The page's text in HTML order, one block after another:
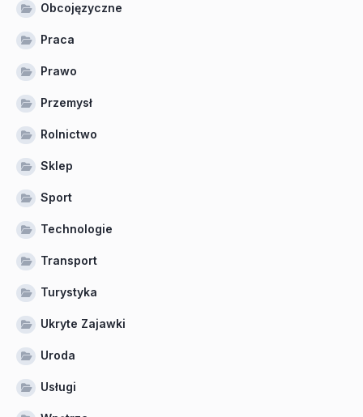
Obcojęzyczne
Praca
Prawo
Przemysł
Rolnictwo
Sklep
Sport
Technologie
Transport
Turystyka
Ukryte Zajawki
Uroda
Usługi